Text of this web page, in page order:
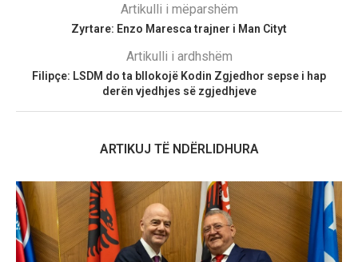
Artikulli i mëparshëm
Zyrtare: Enzo Maresca trajner i Man Cityt
Artikulli i ardhshëm
Filipçe: LSDM do ta bllokojë Kodin Zgjedhor sepse i hap
derën vjedhjes së zgjedhjeve
ARTIKUJ TË NDËRLIDHURA